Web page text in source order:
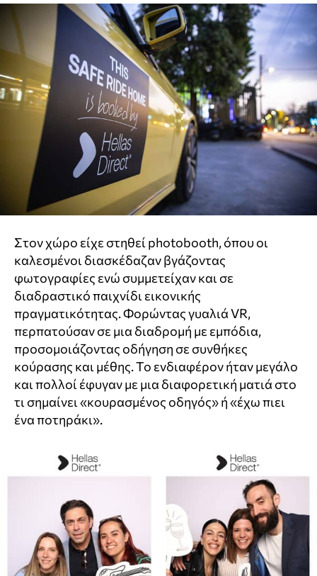
Στον χώρο είχε στηθεί photobooth, όπου οι
καλεσμένοι διασκέδαζαν βγάζοντας
φωτογραφίες ενώ συμμετείχαν και σε
διαδραστικό παιχνίδι εικονικής
πραγματικότητας. Φορώντας γυαλιά VR,
περπατούσαν σε μια διαδρομή με εμπόδια,
προσομοιάζοντας οδήγηση σε συνθήκες
κούρασης και μέθης. Το ενδιαφέρον ήταν μεγάλο
και πολλοί έφυγαν με μια διαφορετική ματιά στο
τι σημαίνει «κουρασμένος οδηγός» ή «έχω πιει
ένα ποτηράκι».